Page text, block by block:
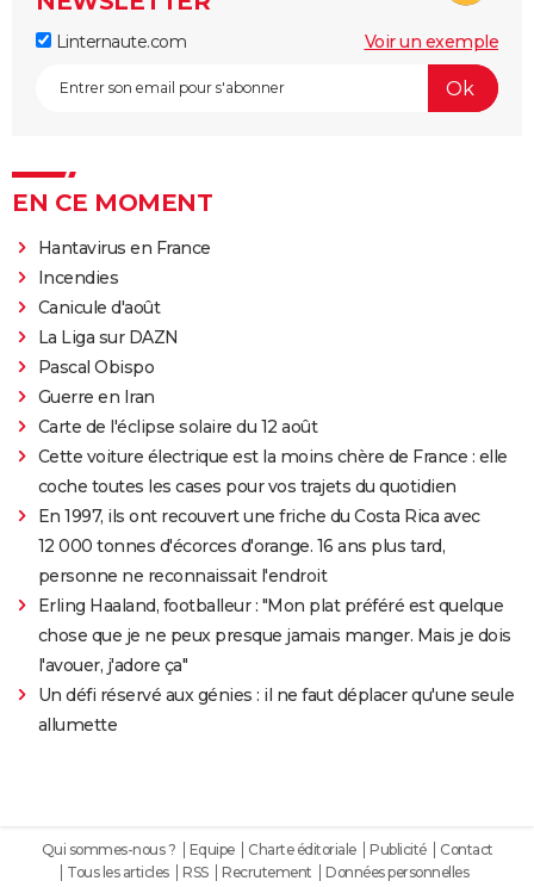
Linternaute.com Voir un exemple
EN CE MOMENT
Hantavirus en France
Incendies
Canicule d'août
La Liga sur DAZN
Pascal Obispo
Guerre en Iran
Carte de l'éclipse solaire du 12 août
Cette voiture électrique est la moins chère de France : elle
coche toutes les cases pour vos trajets du quotidien
En 1997, ils ont recouvert une friche du Costa Rica avec
12 000 tonnes d'écorces d'orange. 16 ans plus tard,
personne ne reconnaissait l'endroit
Erling Haaland, footballeur : "Mon plat préféré est quelque
chose que je ne peux presque jamais manger. Mais je dois
l'avouer, j'adore ça"
Un défi réservé aux génies : il ne faut déplacer qu'une seule
allumette
Qui sommes-nous ? Equipe Charte éditoriale Publicité
Contact
Tous les articles
RSS Recrutement
Données personnelles